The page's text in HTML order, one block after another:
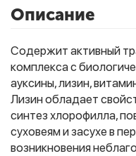
Фитолампы
Описание
Содержит активный
комплекса с
ауксины, лизин,
Лизин обладает
синтез хлорофилла,
суховеям и засухе в
возникновения